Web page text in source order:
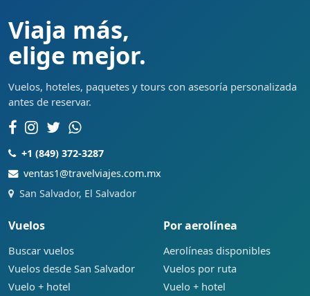
Viaja más,
elige mejor.
Vuelos, hoteles, paquetes y tours con asesoría personalizada
antes de reservar.
+1 (849) 372-3287
ventas1@travelviajes.com.mx
San Salvador, El Salvador
Vuelos
Buscar vuelos
Vuelos desde San Salvador
Vuelo + hotel
Por aerolínea
Aerolíneas disponibles
Vuelos por ruta
Vuelo + hotel